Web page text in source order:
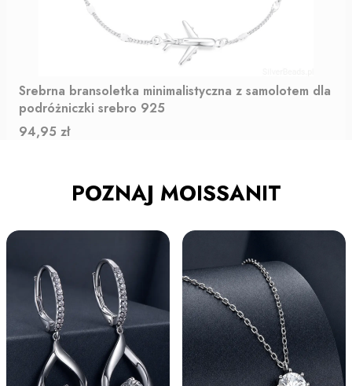
Srebrna bransoletka minimalistyczna z samolotem dla
podróżniczki srebro 925
Cena
94,95 zł
POZNAJ MOISSANIT